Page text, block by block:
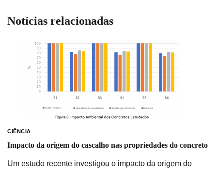
Notícias relacionadas
CIÊNCIA
Impacto da origem do cascalho nas propriedades do concreto
Um estudo recente investigou o impacto da origem do